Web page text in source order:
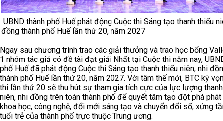
UBND thành phố Huế phát động Cuộc thi Sáng tạo thanh thiếu
đồng thành phố Huế lần thứ 20, năm 2027
Ngay sau chương trình trao các giải thưởng và trao học bổng
1 nhóm tác giả có đề tài đạt giải Nhất tại Cuộc thi năm nay,
phố Huế đã phát động Cuộc thi Sáng tạo thanh thiếu niên, nhi
thành phố Huế lần thứ 20, năm 2027. Với tâm thế mới, BTC kỳ
thi lần thứ 20 sẽ thu hút sự tham gia tích cực của lực lượng
niên, nhi đồng trên toàn thành phố để quyết tâm tạo đột phá phát
khoa học, công nghệ, đổi mới sáng tạo và chuyển đổi số, xứng
tuổi trẻ của thành phố trực thuộc Trung ương.